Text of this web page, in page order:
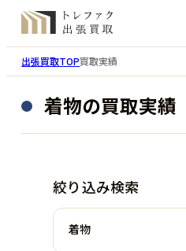
出張買取TOP買取実績
着物の買取実績
絞り込み検索
着物